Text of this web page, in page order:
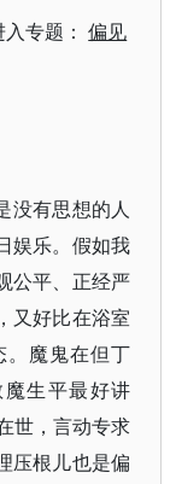
入专题：偏见
没有思想的人
娱乐。假如我
公平、正经严
又好比在浴室
。魔鬼在但丁
魔生平最好讲
世，言动专求
压根儿也是偏